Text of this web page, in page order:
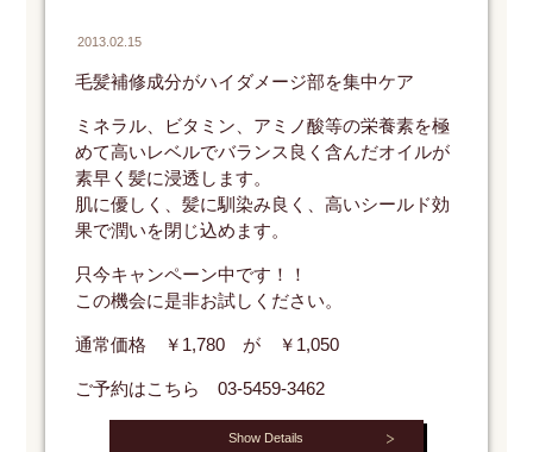
2013.02.15
毛髪補修成分がハイダメージ部を集中ケア
ミネラル、ビタミン、アミノ酸等の栄養素を極
めて高いレベルでバランス良く含んだオイルが
素早く髪に浸透します。
肌に優しく、髪に馴染み良く、高いシールド効
果で潤いを閉じ込めます。
只今キャンペーン中です！！
この機会に是非お試しください。
通常価格 ￥1,780 が ￥1,050
ご予約はこちら 03-5459-3462
Show Details